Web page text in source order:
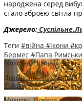
народжена серед
стало зброєю світла
Джерело:
Теги #війна #ікони
Бермес #Папа
Молитва,Новини,Фото
День ікони «Всецариця»
Україну